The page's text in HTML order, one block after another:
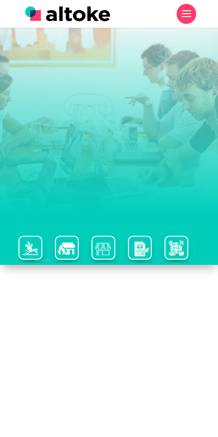
Seguro PYME
Seguros Altoke Seguro PYME